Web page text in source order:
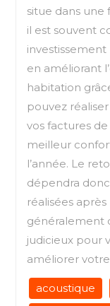
situe dans
il est souvent
en améliorant
habitation
pouvez
vos factures
meilleur
l’année. Le
dépendra
réalisées après
généralement
judicieux pour
améliorer
acoustique